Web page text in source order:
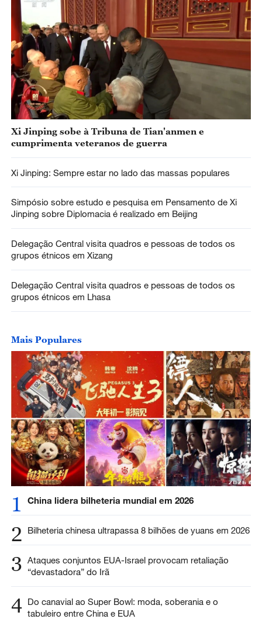
Xi Jinping sobe à Tribuna de Tian'anmen e
cumprimenta veteranos de guerra
Xi Jinping: Sempre estar no lado das massas populares
Simpósio sobre estudo e pesquisa em Pensamento de Xi
Jinping sobre Diplomacia é realizado em Beijing
Delegação Central visita quadros e pessoas de todos os
grupos étnicos em Xizang
Delegação Central visita quadros e pessoas de todos os
grupos étnicos em Lhasa
Mais Populares
1 China lidera bilheteria mundial em 2026
2 Bilheteria chinesa ultrapassa 8 bilhões de yuans em 2026
3 Ataques conjuntos EUA-Israel provocam retaliação
“devastadora” do Irã
4 Do canavial ao Super Bowl: moda, soberania e o
tabuleiro entre China e EUA